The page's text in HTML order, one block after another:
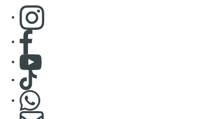
Connaître BX1
Publicité
Offres d'emploi
Contact
Mentions légales
Politique de cookies (UE)
Gérer les cookies